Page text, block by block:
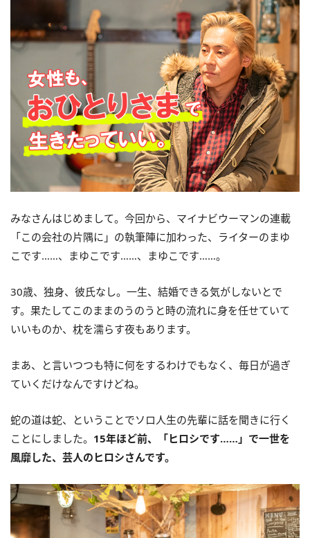
みなさんはじめまして。今回から、マイナビウーマンの連載
「この会社の片隅に」の執筆陣に加わった、ライターのまゆ
こです……、まゆこです……、まゆこです……。
30歳、独身、彼氏なし。一生、結婚できる気がしないとで
す。果たしてこのままのうのうと時の流れに身を任せていて
いいものか、枕を濡らす夜もあります。
まあ、と言いつつも特に何をするわけでもなく、毎日が過ぎ
ていくだけなんですけどね。
蛇の道は蛇、ということでソロ人生の先輩に話を聞きに行く
ことにしました。 15年ほど前、「ヒロシです……」で一世を
風靡した、芸人のヒロシさんです。